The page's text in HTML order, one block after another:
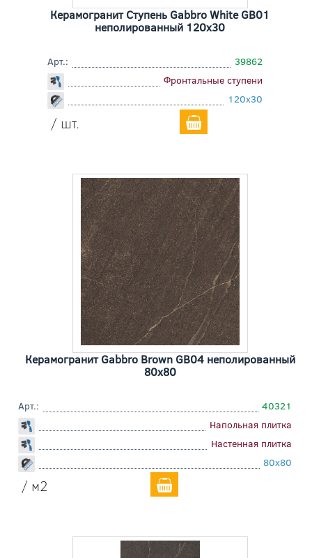
Керамогранит Ступень Gabbro White GB01
неполированный 120x30
Арт.:
39862
Фронтальные ступени
120x30
/ шт.
Керамогранит Gabbro Brown GB04 неполированный
80x80
Арт.:
40321
Напольная плитка
Настенная плитка
80x80
/ м2